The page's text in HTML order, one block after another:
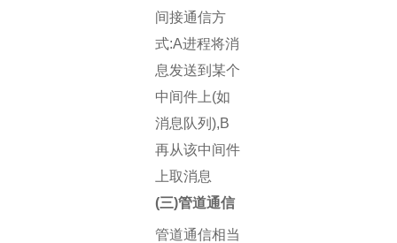
间接通信方
式:A进程将消
息发送到某个
中间件上(如
消息队列),B
再从该中间件
上取消息
(三)管道通信
管道通信相当